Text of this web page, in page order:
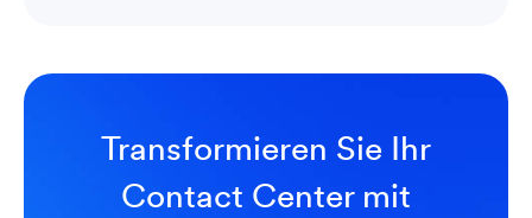
Transformieren Sie Ihr
Contact Center mit